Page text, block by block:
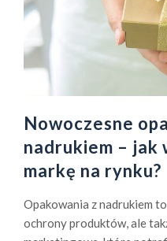
o
w
–
U
k
Nowoczesne
nadrukiem – jak
markę na rynku?
Opakowania z nadrukiem
ochrony produktów, ale